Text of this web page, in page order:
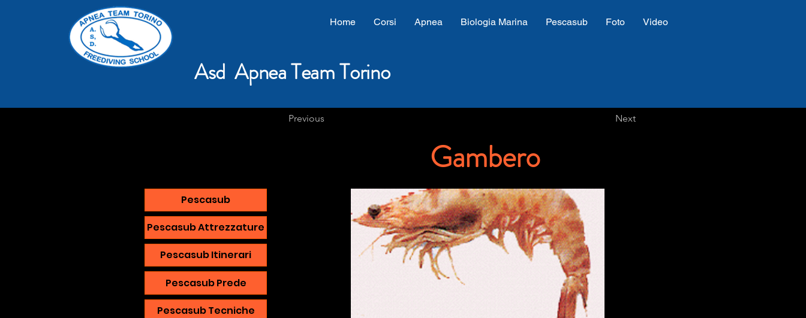
Home Corsi Apnea Biologia Marina Pescasub Foto Video
Asd Apnea Team Torino
Previous Next
Gambero
Pescasub
Pescasub Attrezzature
Pescasub Itinerari
Pescasub Prede
Pescasub Tecniche